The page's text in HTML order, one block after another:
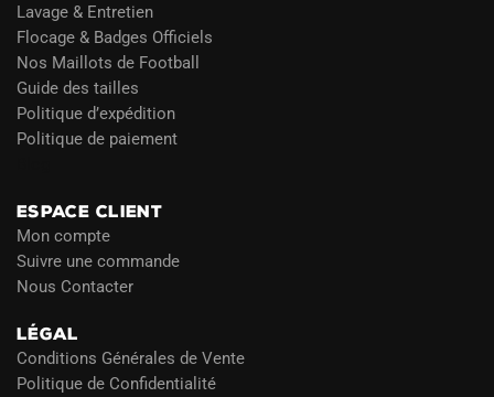
Lavage & Entretien
Flocage & Badges Officiels
Nos Maillots de Football
Guide des tailles
Politique d’expédition
Politique de paiement
ESPACE CLIENT
Mon compte
Suivre une commande
Nous Contacter
LÉGAL
Conditions Générales de Vente
Politique de Confidentialité